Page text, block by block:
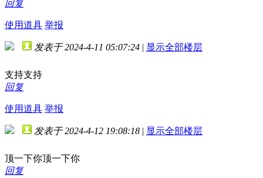
回复
使用道具 举报
发表于 2024-4-11 05:07:24 | 显示全部楼层
支持支持
回复
使用道具 举报
发表于 2024-4-12 19:08:18 | 显示全部楼层
顶一下你顶一下你
回复